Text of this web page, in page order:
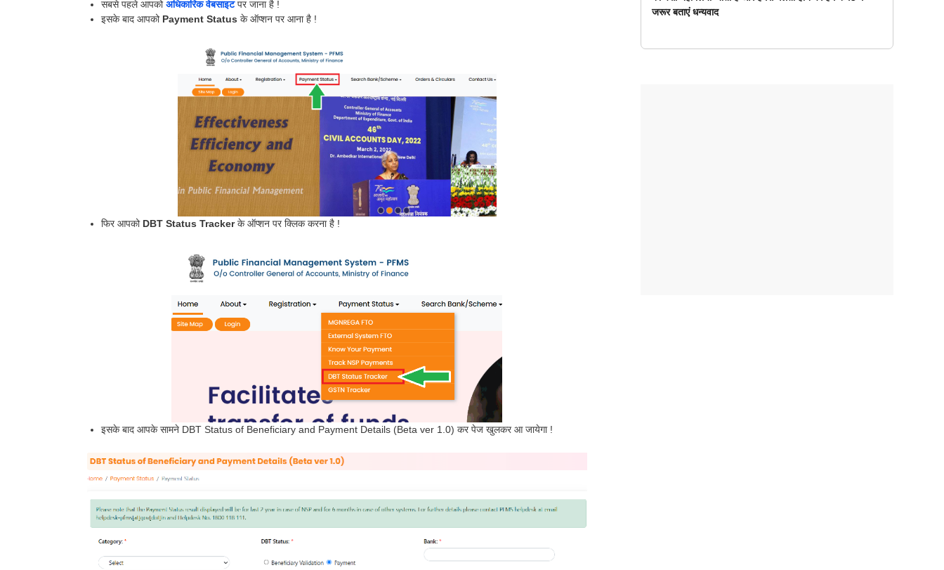
सबसे पहले आपकोअधिकारिक वेबसाइटपर जाना है !
इसके बाद आपको Payment Status के ऑप्शन पर आना है !
फिर आपको DBT Status Trackerके ऑप्शन पर क्लिक करना है !
इसके बाद आपके सामने DBT Status of Beneficiary and Payment Details (Beta ver 1.0) कर पेज खुलकर आ जायेगा !
जरूर बताएं धन्यवाद